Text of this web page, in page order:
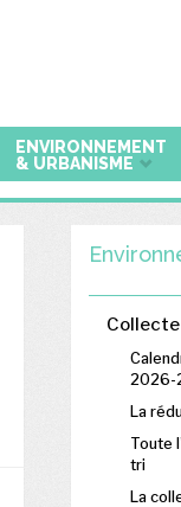
ENVIRONNEMENT
& URBANISME
2026-
La
Toute
tri
La